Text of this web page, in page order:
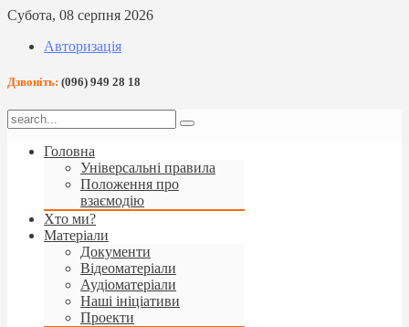
Субота, 08 серпня 2026
Авторизація
Дзвоніть: (096) 949 28 18
Головна
Універсальні правила
Положення про
взаємодію
Хто ми?
Матеріали
Документи
Відеоматеріали
Аудіоматеріали
Наші ініціативи
Проекти